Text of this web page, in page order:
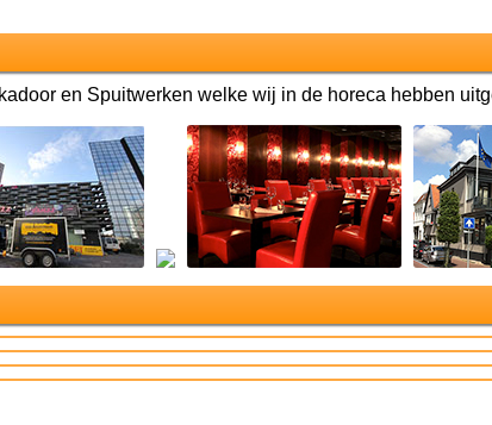
en Spuitwerken welke wij in de horeca hebben